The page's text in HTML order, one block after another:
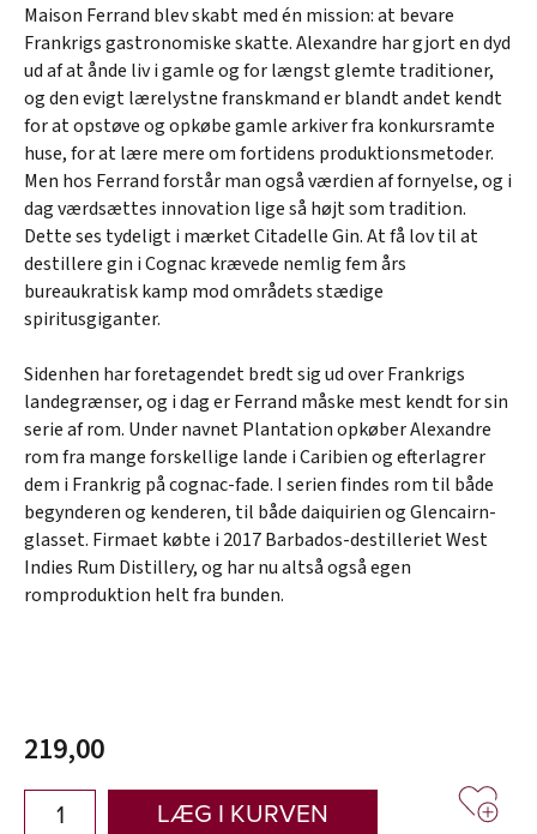
Maison Ferrand blev skabt med én mission: at bevare
Frankrigs gastronomiske skatte. Alexandre har gjort en dyd
ud af at ånde liv i gamle og for længst glemte traditioner,
og den evigt lærelystne franskmand er blandt andet kendt
for at opstøve og opkøbe gamle arkiver fra konkursramte
huse, for at lære mere om fortidens produktionsmetoder.
Men hos Ferrand forstår man også værdien af fornyelse, og i
dag værdsættes innovation lige så højt som tradition.
Dette ses tydeligt i mærket Citadelle Gin. At få lov til at
destillere gin i Cognac krævede nemlig fem års
bureaukratisk kamp mod områdets stædige
spiritusgiganter.
Sidenhen har foretagendet bredt sig ud over Frankrigs
landegrænser, og i dag er Ferrand måske mest kendt for sin
serie af rom. Under navnet Plantation opkøber Alexandre
rom fra mange forskellige lande i Caribien og efterlagrer
dem i Frankrig på cognac-fade. I serien findes rom til både
begynderen og kenderen, til både daiquirien og Glencairn-
glasset. Firmaet købte i 2017 Barbados-destilleriet West
Indies Rum Distillery, og har nu altså også egen
romproduktion helt fra bunden.
219,00
LÆG I KURVEN